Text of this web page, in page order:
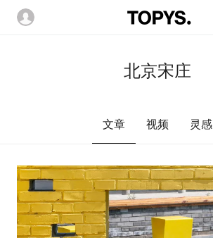
北京宋庄
文章 视频 灵感